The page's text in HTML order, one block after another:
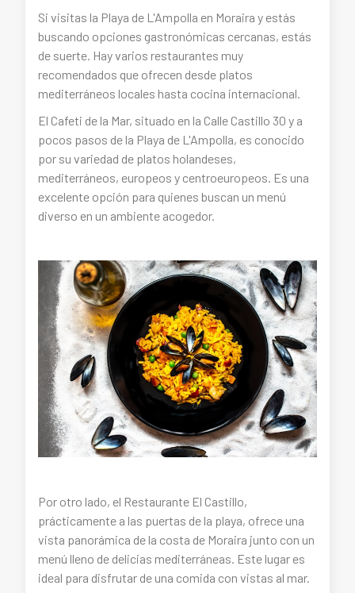
Si visitas la Playa de L'Ampolla en Moraira y estás
buscando opciones gastronómicas cercanas, estás
de suerte. Hay varios restaurantes muy
recomendados que ofrecen desde platos
mediterráneos locales hasta cocina internacional.
El Cafeti de la Mar, situado en la Calle Castillo 30 y a
pocos pasos de la Playa de L'Ampolla, es conocido
por su variedad de platos holandeses,
mediterráneos, europeos y centroeuropeos. Es una
excelente opción para quienes buscan un menú
diverso en un ambiente acogedor.
Por otro lado, el Restaurante El Castillo,
prácticamente a las puertas de la playa, ofrece una
vista panorámica de la costa de Moraira junto con un
menú lleno de delicias mediterráneas. Este lugar es
ideal para disfrutar de una comida con vistas al mar.